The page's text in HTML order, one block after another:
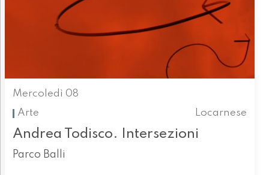
Mercoledì 08
Arte
Locarnese
Andrea Todisco. Intersezioni
Parco Balli